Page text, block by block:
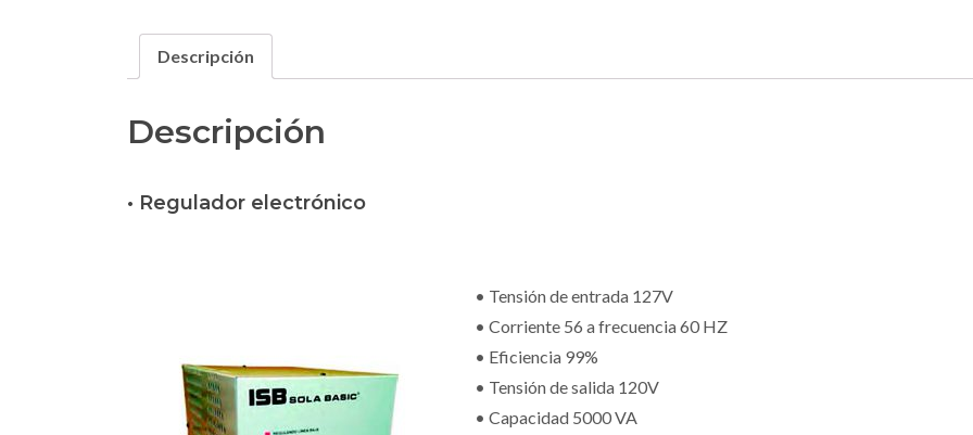
Descripción
Descripción
• Regulador electrónico
• Tensión de entrada 127V
• Corriente 56 a frecuencia 60 HZ
• Eficiencia 99%
• Tensión de salida 120V
• Capacidad 5000 VA